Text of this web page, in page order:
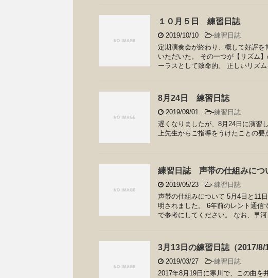
１０月５日 練習日誌
2019/10/10 -練習日誌
定期演奏会が終わり、概して好評
いただいた。 その一つが【リズム
ーラスとして致命的。 正しいリズ
8月24日 練習日誌
2019/09/01 -練習日誌
遅くなりましたが、8月24日に演習
上先生からご指導をうけたことの
練習日誌 声帯の仕組みにつ
2019/05/23 -練習日誌
声帯の仕組みについて 5月4日と11
明されました。 6年前のレント通信
で参考にしてください。 なお、早
3月13日の練習日誌（2017/8/
2019/03/27 -練習日誌
2017年8月19日に寒川で、この曲を